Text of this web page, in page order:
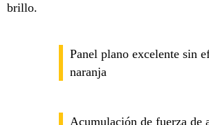
brillo.
Panel plano excelente sin
naranja
Acumulación de fuerza de